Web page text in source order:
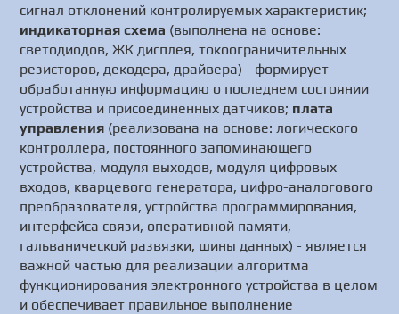
сигнал отклонений контролируемых характеристик;
индикаторная схема (выполнена на основе:
светодиодов, ЖК дисплея, токоограничительных
резисторов, декодера, драйвера) - формирует
обработанную информацию о последнем состоянии
устройства и присоединенных датчиков; плата
управления (реализована на основе: логического
контроллера, постоянного запоминающего
устройства, модуля выходов, модуля цифровых
входов, кварцевого генератора, цифро-аналогового
преобразователя, устройства программирования,
интерфейса связи, оперативной памяти,
гальванической развязки, шины данных) - является
важной частью для реализации алгоритма
функционирования электронного устройства в целом
и обеспечивает правильное выполнение